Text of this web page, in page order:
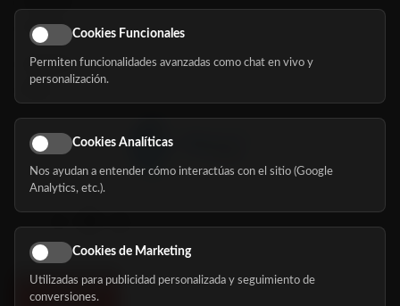
Eventos
Nosotros
Síguenos
Cookies Funcionales
Permiten funcionalidades avanzadas como chat en vivo y
personalización.
Cookies Analíticas
Nos ayudan a entender cómo interactúas con el sitio (Google
Analytics, etc.).
Cookies de Marketing
Utilizadas para publicidad personalizada y seguimiento de
conversiones.